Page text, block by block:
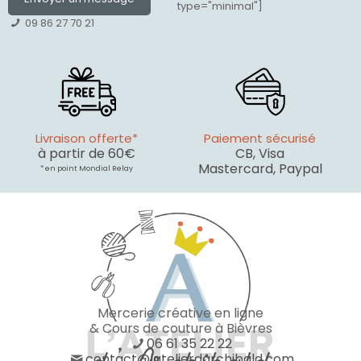
09 86 27 70 21
type="minimal"]
Livraison offerte*
à partir de 60€
* en point Mondial Relay
Paiement sécurisé
CB, Visa
Mastercard, Paypal
Mercerie créative en ligne
& Cours de couture à Bièvres
06 61 35 22 22